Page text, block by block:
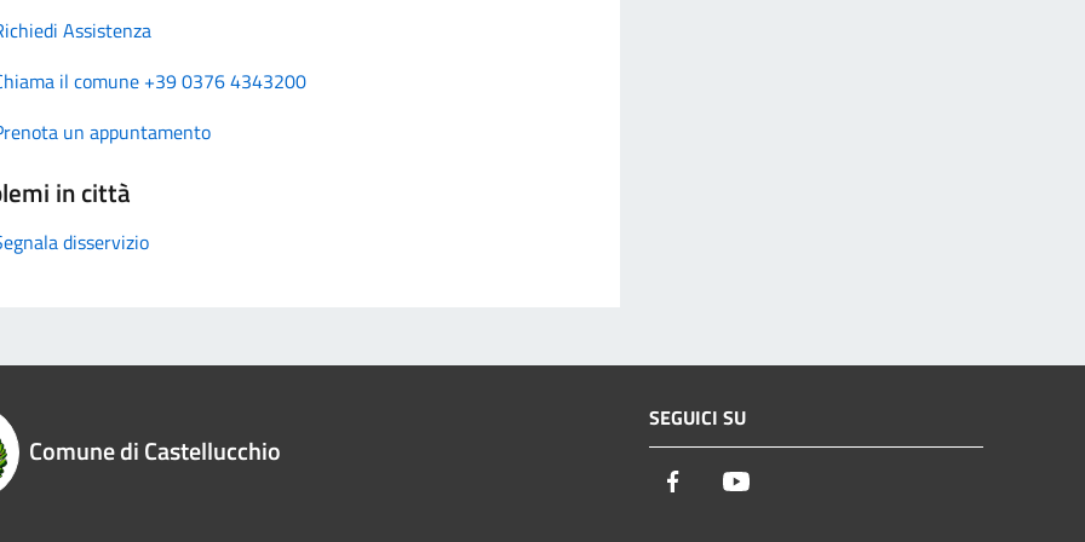
Assistenza
il comune +39 0376 4343200
un appuntamento
in città
disservizio
Comune di Castellucchio
SEGUICI SU
Facebook